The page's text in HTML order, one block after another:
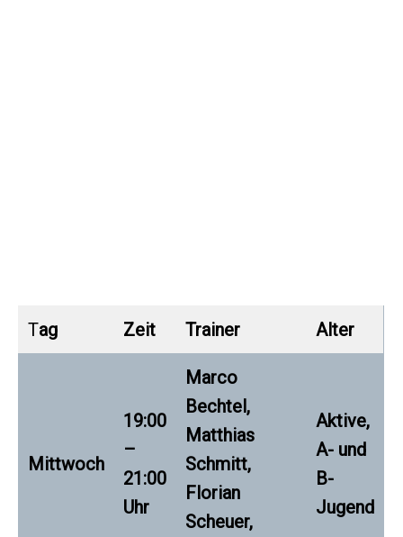
Tag Zeit Trainer Alter
Mittwoch
19:00
–
21:00
Uhr
Marco
Bechtel,
Matthias
Schmitt,
Florian
Scheuer,
Aktive,
A- und
B-
Jugend